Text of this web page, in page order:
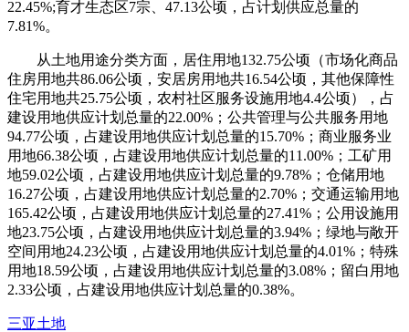
22.45%;育才生态区7宗、47.13公顷，占计划供应总量的
7.81%。
从土地用途分类方面，居住用地132.75公顷（市场化商品
住房用地共86.06公顷，安居房用地共16.54公顷，其他保障性
住宅用地共25.75公顷，农村社区服务设施用地4.4公顷），占
建设用地供应计划总量的22.00%；公共管理与公共服务用地
94.77公顷，占建设用地供应计划总量的15.70%；商业服务业
用地66.38公顷，占建设用地供应计划总量的11.00%；工矿用
地59.02公顷，占建设用地供应计划总量的9.78%；仓储用地
16.27公顷，占建设用地供应计划总量的2.70%；交通运输用地
165.42公顷，占建设用地供应计划总量的27.41%；公用设施用
地23.75公顷，占建设用地供应计划总量的3.94%；绿地与敞开
空间用地24.23公顷，占建设用地供应计划总量的4.01%；特殊
用地18.59公顷，占建设用地供应计划总量的3.08%；留白用地
2.33公顷，占建设用地供应计划总量的0.38%。
三亚土地